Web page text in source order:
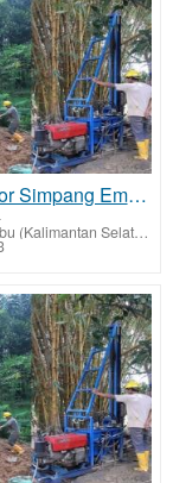
Sumur Bor Simpang Empat Terbaik Tarif Harga Murah
Tanah Bumbu (Kalimantan Selatan)